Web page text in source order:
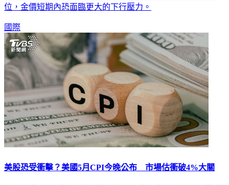
位，金價短期內恐面臨更大的下行壓力。
國際
美股恐受衝擊？美國5月CPI今晚公布 市場估衝破4%大關